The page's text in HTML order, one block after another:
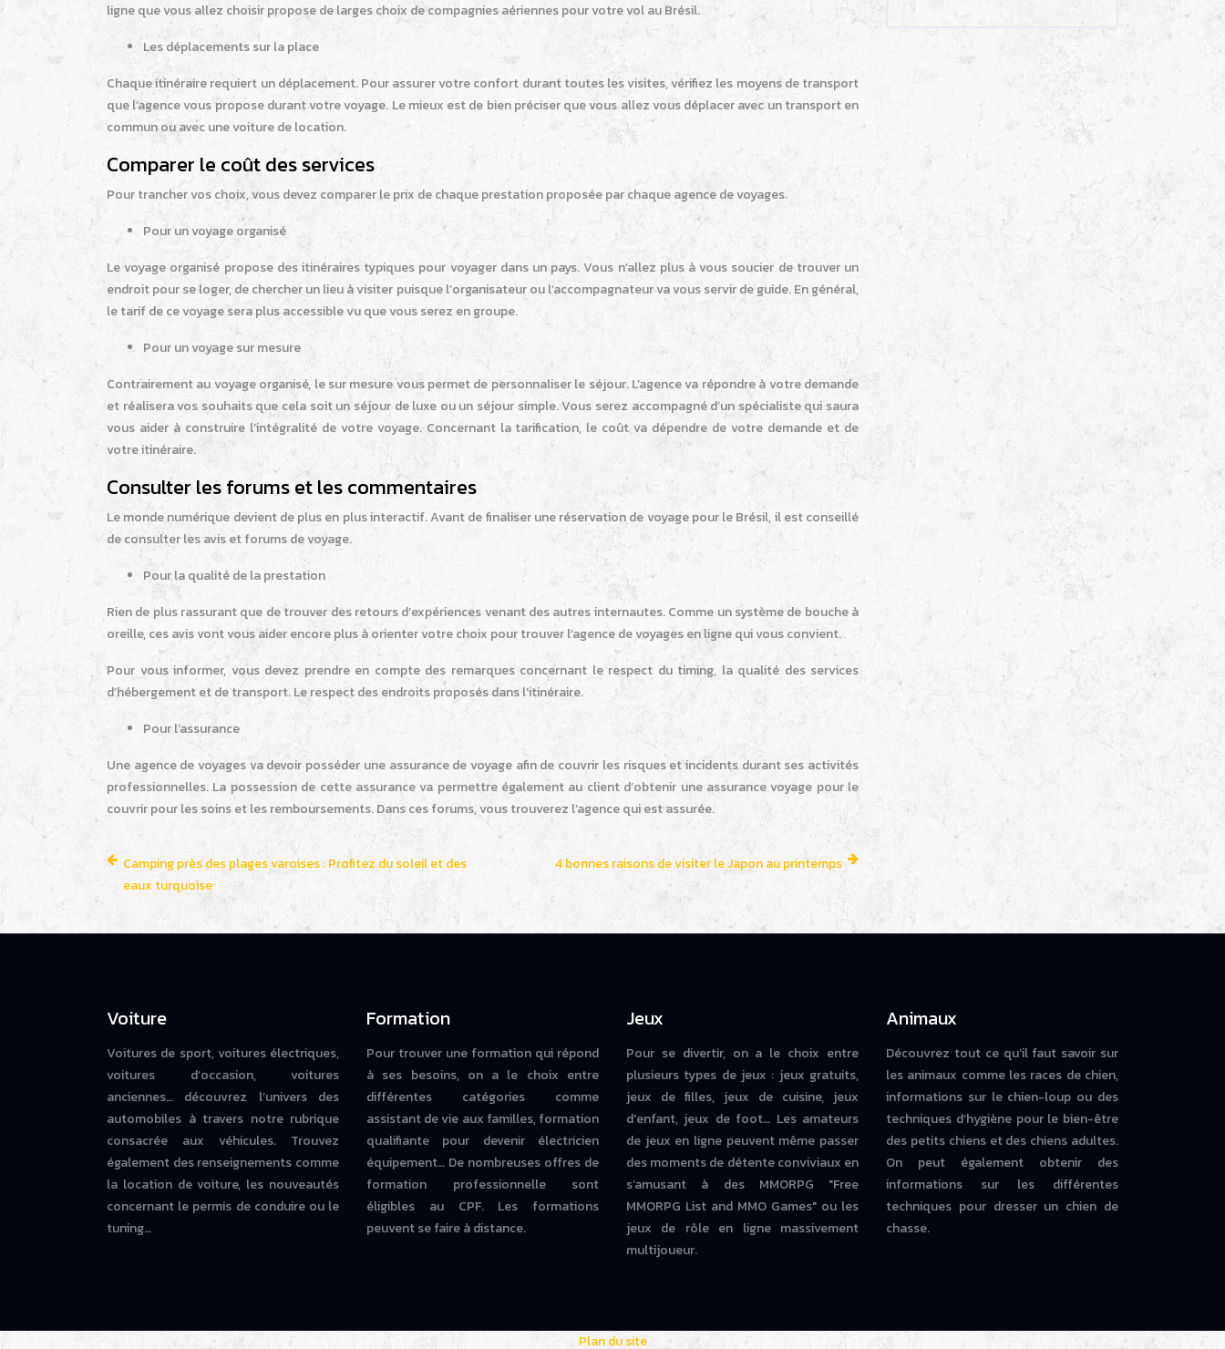
ligne que vous allez choisir propose de larges choix de compagnies aériennes pour votre vol au Brésil.
Les déplacements sur la place
Chaque itinéraire requiert un déplacement. Pour assurer votre confort durant toutes les visites, vérifiez les moyens de transport
que l’agence vous propose durant votre voyage. Le mieux est de bien préciser que vous allez vous déplacer avec un transport en
commun ou avec une voiture de location.
Comparer le coût des services
Pour trancher vos choix, vous devez comparer le prix de chaque prestation proposée par chaque agence de voyages.
Pour un voyage organisé
Le voyage organisé propose des itinéraires typiques pour voyager dans un pays. Vous n’allez plus à vous soucier de trouver un
endroit pour se loger, de chercher un lieu à visiter puisque l’organisateur ou l’accompagnateur va vous servir de guide. En général,
le tarif de ce voyage sera plus accessible vu que vous serez en groupe.
Pour un voyage sur mesure
Contrairement au voyage organisé, le sur mesure vous permet de personnaliser le séjour. L’agence va répondre à votre demande
et réalisera vos souhaits que cela soit un séjour de luxe ou un séjour simple. Vous serez accompagné d’un spécialiste qui saura
vous aider à construire l’intégralité de votre voyage. Concernant la tarification, le coût va dépendre de votre demande et de
votre itinéraire.
Consulter les forums et les commentaires
Le monde numérique devient de plus en plus interactif. Avant de finaliser une réservation de voyage pour le Brésil, il est conseillé
de consulter les avis et forums de voyage.
Pour la qualité de la prestation
Rien de plus rassurant que de trouver des retours d’expériences venant des autres internautes. Comme un système de bouche à
oreille, ces avis vont vous aider encore plus à orienter votre choix pour trouver l’agence de voyages en ligne qui vous convient.
Pour vous informer, vous devez prendre en compte des remarques concernant le respect du timing, la qualité des services
d’hébergement et de transport. Le respect des endroits proposés dans l’itinéraire.
Pour l’assurance
Une agence de voyages va devoir posséder une assurance de voyage afin de couvrir les risques et incidents durant ses activités
professionnelles. La possession de cette assurance va permettre également au client d’obtenir une assurance voyage pour le
couvrir pour les soins et les remboursements. Dans ces forums, vous trouverez l’agence qui est assurée.
Camping près des plages varoises : Profitez du soleil et des
eaux turquoise
4 bonnes raisons de visiter le Japon au printemps
Voiture
Voitures de sport, voitures électriques,
voitures d’occasion, voitures
anciennes… découvrez l’univers des
automobiles à travers notre rubrique
consacrée aux véhicules. Trouvez
également des renseignements comme
la location de voiture, les nouveautés
concernant le permis de conduire ou le
tuning…
Formation
Pour trouver une formation qui répond
à ses besoins, on a le choix entre
différentes catégories comme
assistant de vie aux familles, formation
qualifiante pour devenir électricien
équipement… De nombreuses offres de
formation professionnelle sont
éligibles au CPF. Les formations
peuvent se faire à distance.
Jeux
Pour se divertir, on a le choix entre
plusieurs types de jeux : jeux gratuits,
jeux de filles, jeux de cuisine, jeux
d'enfant, jeux de foot… Les amateurs
de jeux en ligne peuvent même passer
des moments de détente conviviaux en
s’amusant à des MMORPG "Free
MMORPG List and MMO Games" ou les
jeux de rôle en ligne massivement
multijoueur.
Animaux
Découvrez tout ce qu’il faut savoir sur
les animaux comme les races de chien,
informations sur le chien-loup ou des
techniques d’hygiène pour le bien-être
des petits chiens et des chiens adultes.
On peut également obtenir des
informations sur les différentes
techniques pour dresser un chien de
chasse.
Plan du site